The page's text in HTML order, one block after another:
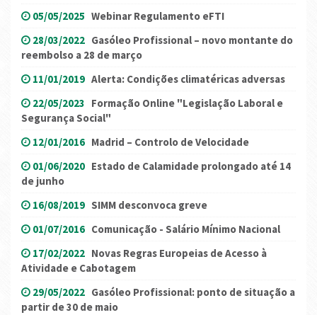
05/05/2025 Webinar Regulamento eFTI
28/03/2022 Gasóleo Profissional – novo montante do
reembolso a 28 de março
11/01/2019 Alerta: Condições climatéricas adversas
22/05/2023 Formação Online "Legislação Laboral e
Segurança Social"
12/01/2016 Madrid – Controlo de Velocidade
01/06/2020 Estado de Calamidade prolongado até 14
de junho
16/08/2019 SIMM desconvoca greve
01/07/2016 Comunicação - Salário Mínimo Nacional
17/02/2022 Novas Regras Europeias de Acesso à
Atividade e Cabotagem
29/05/2022 Gasóleo Profissional: ponto de situação a
partir de 30 de maio